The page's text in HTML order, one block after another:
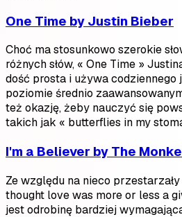
One Time by Justin Bieber
Choć ma stosunkowo szerokie
różnych słów, « One Time »
dość prosta i używa
poziomie średnio
też okazję, żeby nauczyć się
takich jak « butterflies in my
I'm a Believer by The
Ze względu na nieco
thought love was more or less a
jest odrobinę bardziej